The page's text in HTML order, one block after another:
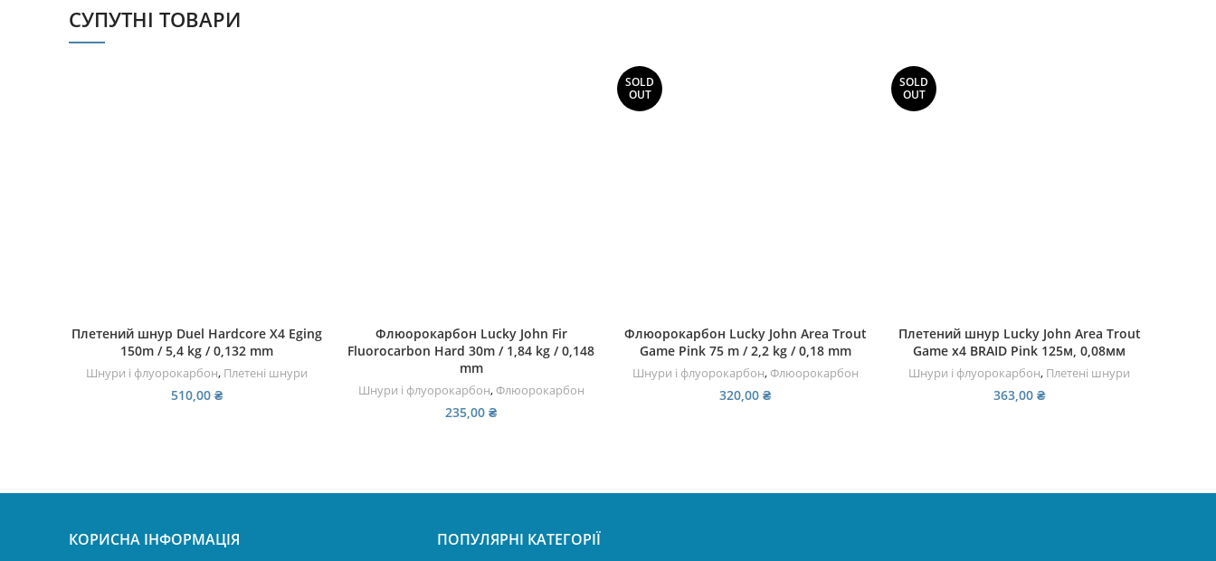
СУПУТНІ ТОВАРИ
ДОДАТИ В КОШИК
Плетений шнур Duel Hardcore X4 Eging
150m / 5,4 kg / 0,132 mm
Шнури і флуорокарбон, Плетені шнури
510,00 ₴
ДОДАТИ В КОШИК
Флюорокарбон Lucky John Fir
Fluorocarbon Hard 30m / 1,84 kg / 0,148
mm
Шнури і флуорокарбон,Флюорокарбон
235,00 ₴
SOLD
OUT
ЧИТАТИ ДАЛІ
Флюорокарбон Lucky John Area Trout
Game Pink 75 m / 2,2 kg / 0,18 mm
Шнури і флуорокарбон,Флюорокарбон
320,00 ₴
SOLD
OUT
ЧИТАТИ ДАЛІ
Плетений шнур Lucky John Area Trout
Game х4 BRAID Pink 125м, 0,08мм
Шнури і флуорокарбон, Плетені шнури
363,00 ₴
КОРИСНА ІНФОРМАЦІЯ ПОПУЛЯРНІ КАТЕГОРІЇ